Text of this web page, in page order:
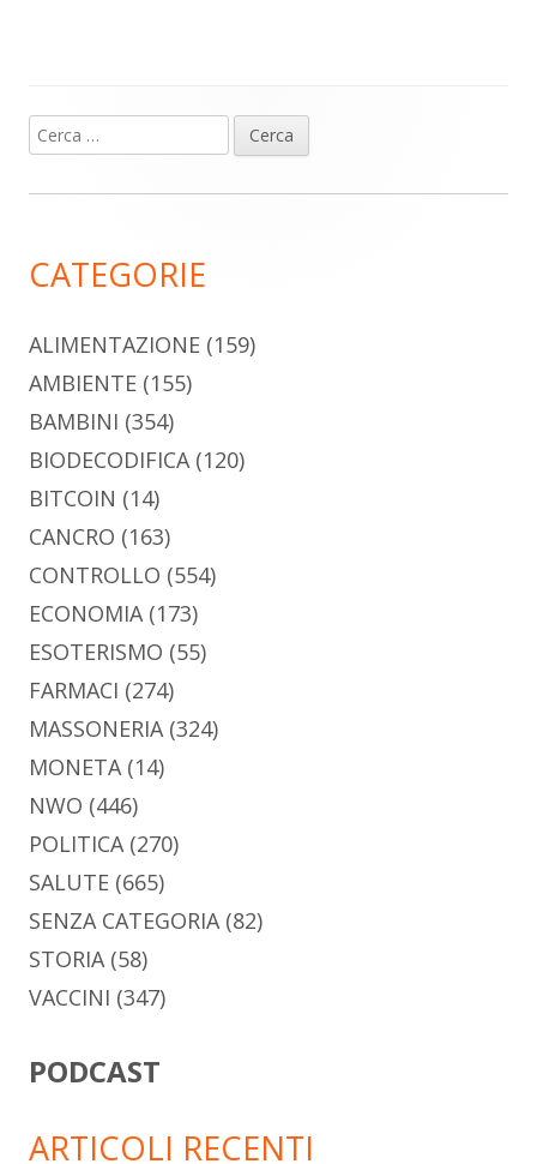
Barra
laterale
Ricerca
per:
CATEGORIE
ALIMENTAZIONE (159)
AMBIENTE (155)
BAMBINI (354)
BIODECODIFICA (120)
BITCOIN (14)
CANCRO (163)
CONTROLLO (554)
ECONOMIA (173)
ESOTERISMO (55)
FARMACI (274)
MASSONERIA (324)
MONETA (14)
NWO (446)
POLITICA (270)
SALUTE (665)
SENZA CATEGORIA (82)
STORIA (58)
VACCINI (347)
PODCAST
ARTICOLI RECENTI